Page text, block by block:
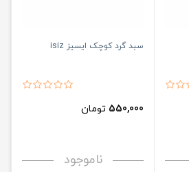
سبد گرد کوچک ایسیز isiz
550,000 تومان
ناموجود